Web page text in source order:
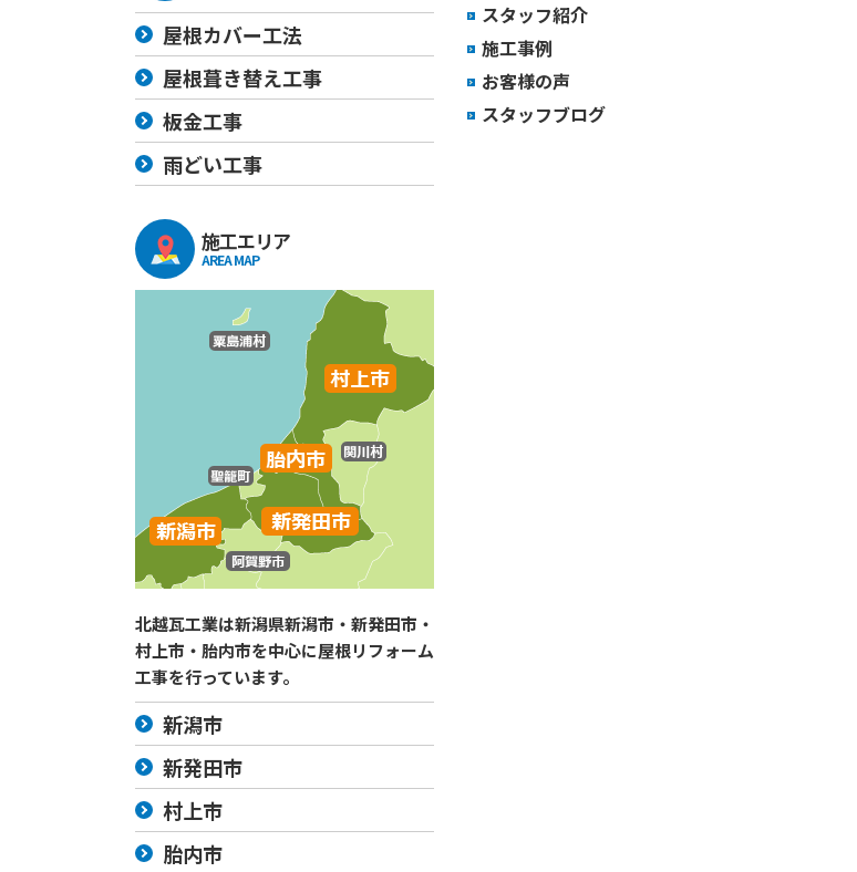
スタッフ紹介
施工事例
お客様の声
スタッフブログ
屋根カバー工法
屋根葺き替え工事
板金工事
雨どい工事
施工エリア
AREA MAP
北越瓦工業は新潟県新潟市・新発田市・
村上市・胎内市を中心に屋根リフォーム
工事を行っています。
新潟市
新発田市
村上市
胎内市